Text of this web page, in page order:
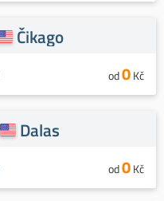
Čikago
od0Kč
Dalas
od0Kč